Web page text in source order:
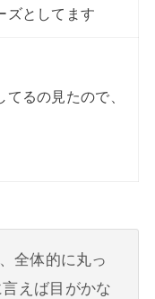
ズとしてます
るの見たので、
全体的に丸っ
えば目がかな